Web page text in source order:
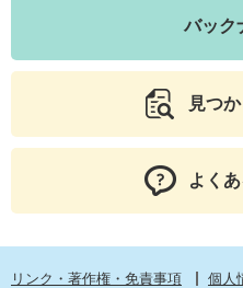
バック
見つ
よく
リンク・著作権・免責事項 個人